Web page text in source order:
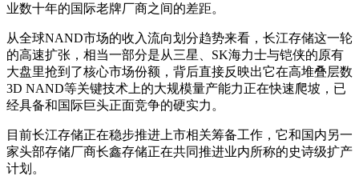
业数十年的国际老牌厂商之间的差距。
从全球NAND市场的收入流向划分趋势来看，长江存储这一轮
的高速扩张，相当一部分是从三星、SK海力士与铠侠的原有
大盘里抢到了核心市场份额，背后直接反映出它在高堆叠层数
3D NAND等关键技术上的大规模量产能力正在快速爬坡，已
经具备和国际巨头正面竞争的硬实力。
目前长江存储正在稳步推进上市相关筹备工作，它和国内另一
家头部存储厂商长鑫存储正在共同推进业内所称的史诗级扩产
计划。